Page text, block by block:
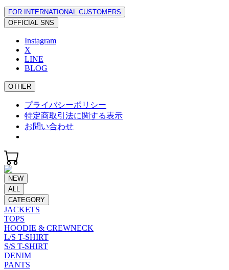
FOR INTERNATIONAL CUSTOMERS
OFFICIAL SNS
Instagram
X
LINE
BLOG
OTHER
プライバシーポリシー
特定商取引法に関する表示
お問い合わせ
NEW
ALL
CATEGORY
JACKETS
TOPS
HOODIE & CREWNECK
L/S T-SHIRT
S/S T-SHIRT
DENIM
PANTS